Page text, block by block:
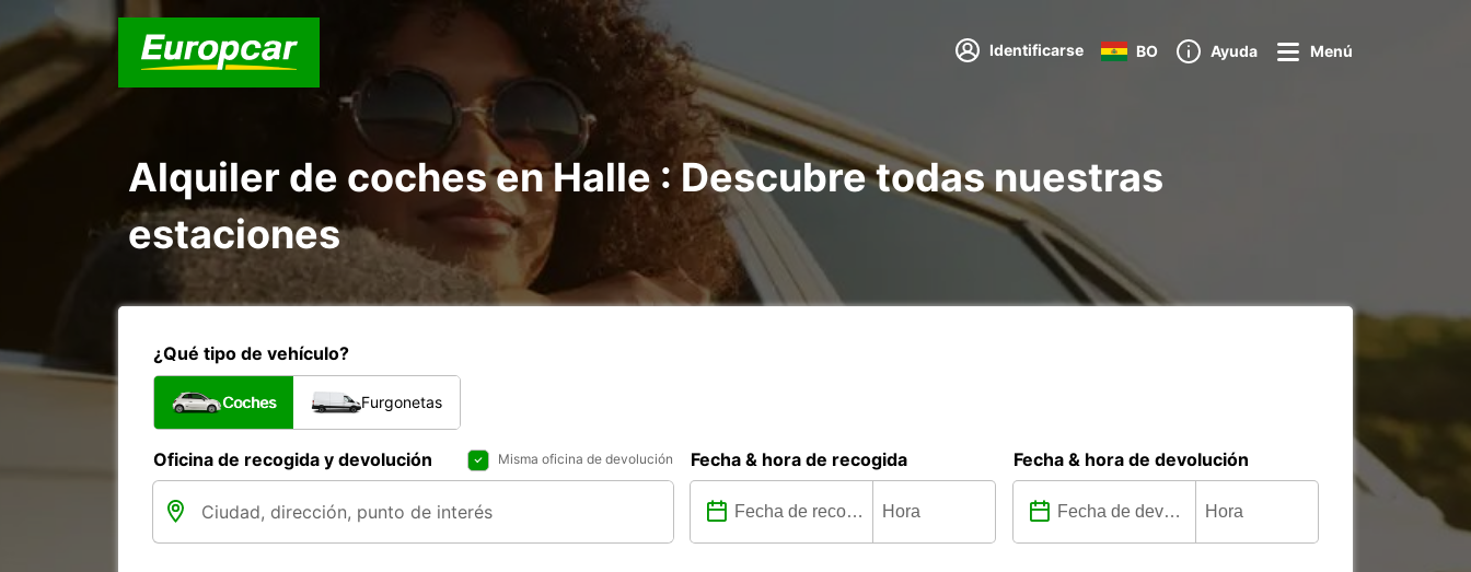
Identificarse BO Ayuda Menú
Alquiler de coches en Halle : Descubre todas nuestras
estaciones
¿Qué tipo de vehículo?
Coches Furgonetas
Oficina de recogida y devolución Misma oficina de devolución Fecha & hora de recogida Fecha & hora de devolución